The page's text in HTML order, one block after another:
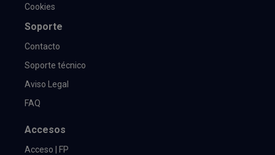
Cookies
Soporte
Contacto
Soporte técnico
Aviso Legal
FAQ
Accesos
Acceso | FP